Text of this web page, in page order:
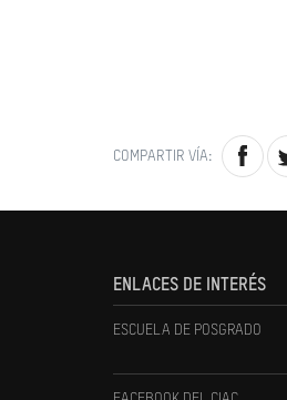
COMPARTIR VÍA:
ENLACES DE INTERÉS
ESCUELA DE POSGRADO